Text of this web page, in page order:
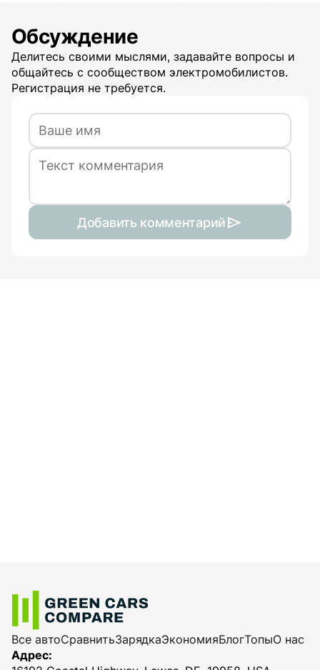
Обсуждение
Делитесь своими мыслями, задавайте вопросы и
общайтесь с сообществом электромобилистов.
Регистрация не требуется.
Добавить комментарий
Все автоСравнитьЗарядкаЭкономияБлогТопыО нас
Адрес: